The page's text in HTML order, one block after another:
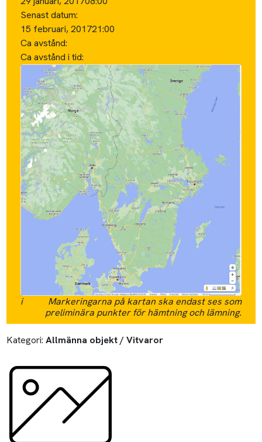
Senast datum:
15 februari, 201721:00
Ca avstånd:
Ca avstånd i tid:
i
Markeringarna på kartan ska endast ses som
preliminära punkter för hämtning och lämning.
Kategori: Allmänna objekt / Vitvaror